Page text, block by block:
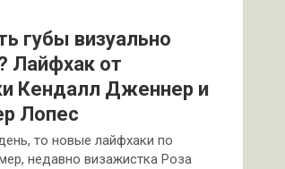
губы визуально
Лайфхак от
Кендалл Дженнер и
Лопес
то новые лайфхаки по
недавно визажистка Роза